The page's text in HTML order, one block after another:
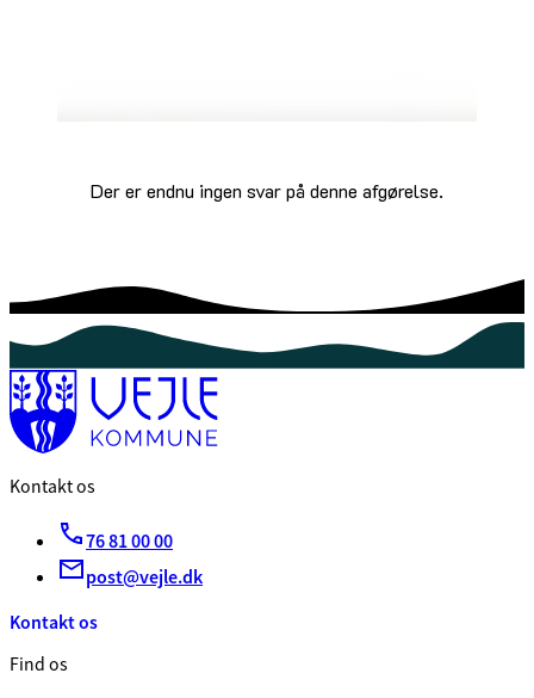
Der er endnu ingen svar på denne afgørelse.
Kontakt os
76 81 00 00
post@vejle.dk
Kontakt os
Find os